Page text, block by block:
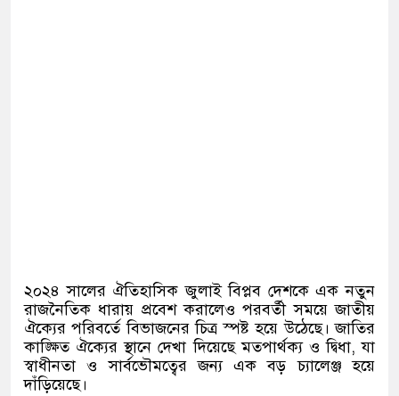
২০২৪ সালের ঐতিহাসিক জুলাই বিপ্লব দেশকে এক নতুন
রাজনৈতিক ধারায় প্রবেশ করালেও পরবর্তী সময়ে জাতীয়
ঐক্যের পরিবর্তে বিভাজনের চিত্র স্পষ্ট হয়ে উঠেছে। জাতির
কাঙ্ক্ষিত ঐক্যের স্থানে দেখা দিয়েছে মতপার্থক্য ও দ্বিধা, যা
স্বাধীনতা ও সার্বভৌমত্বের জন্য এক বড় চ্যালেঞ্জ হয়ে
দাঁড়িয়েছে।